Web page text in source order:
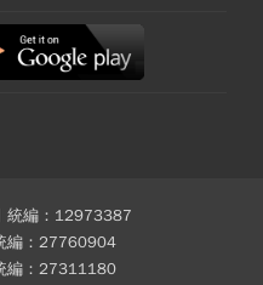
統編：12973387
編：27760904
編：27311180